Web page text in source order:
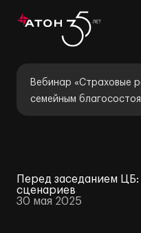
Вебинар «Страховые
семейным
Перед заседанием ЦБ:
сценариев
30 мая 2025